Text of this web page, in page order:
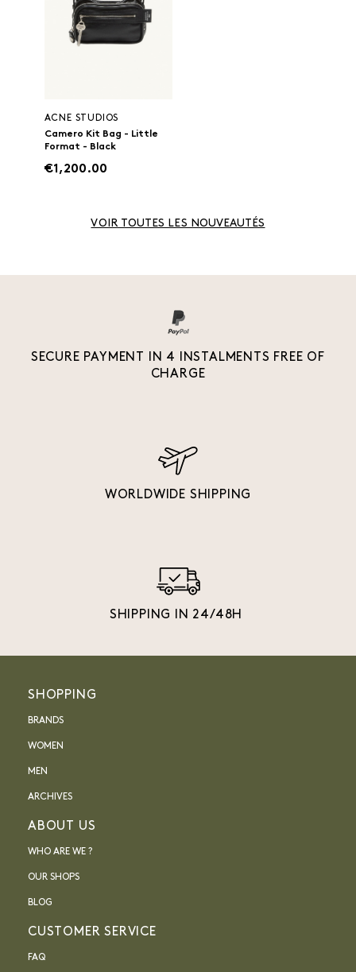
ACNE STUDIOS
Camero Kit Bag - Little
Format - Black
€1,200.00
VOIR TOUTES LES NOUVEAUTÉS
SECURE PAYMENT IN 4 INSTALMENTS FREE OF
CHARGE
WORLDWIDE SHIPPING
SHIPPING IN 24/48H
SHOPPING
BRANDS
WOMEN
MEN
ARCHIVES
ABOUT US
WHO ARE WE ?
OUR SHOPS
BLOG
CUSTOMER SERVICE
FAQ